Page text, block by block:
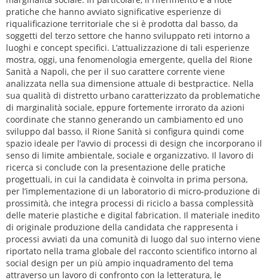
pratiche che hanno avviato significative esperienze di
riqualificazione territoriale che si è prodotta dal basso, da
soggetti del terzo settore che hanno sviluppato reti intorno a
luoghi e concept specifici. L’attualizzazione di tali esperienze
mostra, oggi, una fenomenologia emergente, quella del Rione
Sanità a Napoli, che per il suo carattere corrente viene
analizzata nella sua dimensione attuale di bestpractice. Nella
sua qualità di distretto urbano caratterizzato da problematiche
di marginalità sociale, eppure fortemente irrorato da azioni
coordinate che stanno generando un cambiamento ed uno
sviluppo dal basso, il Rione Sanità si configura quindi come
spazio ideale per l’avvio di processi di design che incorporano il
senso di limite ambientale, sociale e organizzativo. Il lavoro di
ricerca si conclude con la presentazione delle pratiche
progettuali, in cui la candidata è coinvolta in prima persona,
per l’implementazione di un laboratorio di micro-produzione di
prossimità, che integra processi di riciclo a bassa complessità
delle materie plastiche e digital fabrication. Il materiale inedito
di originale produzione della candidata che rappresenta i
processi avviati da una comunità di luogo dal suo interno viene
riportato nella trama globale del racconto scientifico intorno al
social design per un più ampio inquadramento del tema
attraverso un lavoro di confronto con la letteratura, le